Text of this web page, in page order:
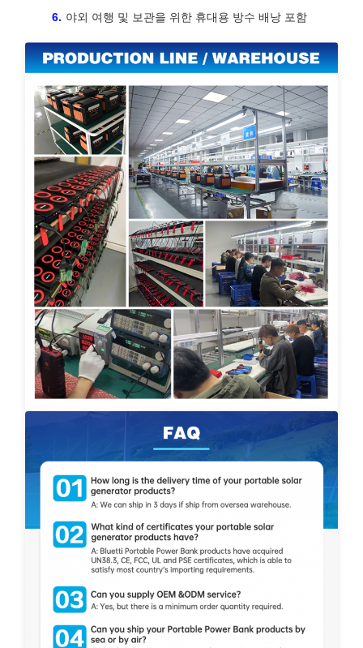
야외 여행 및 보관을 위한 휴대용 방수 배낭 포함